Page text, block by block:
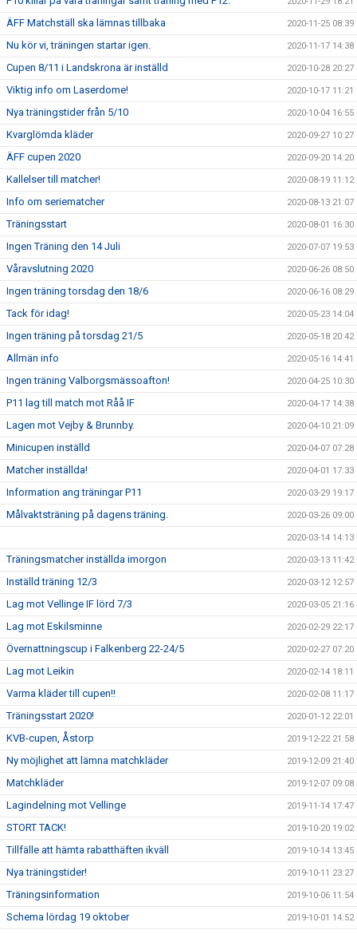
ÄFF Matchställ ska lämnas tillbaka 2020-11-25 08:39
Nu kör vi, träningen startar igen. 2020-11-17 14:38
Cupen 8/11 i Landskrona är inställd 2020-10-28 20:27
Viktig info om Laserdome! 2020-10-17 11:21
Nya träningstider från 5/10 2020-10-04 16:55
Kvarglömda kläder 2020-09-27 10:27
ÄFF cupen 2020 2020-09-20 14:20
Kallelser till matcher! 2020-08-19 11:12
Info om seriematcher 2020-08-13 21:07
Träningsstart 2020-08-01 16:30
Ingen Träning den 14 Juli 2020-07-07 19:53
Våravslutning 2020 2020-06-26 08:50
Ingen träning torsdag den 18/6 2020-06-16 08:29
Tack för idag! 2020-05-23 14:04
Ingen träning på torsdag 21/5 2020-05-18 20:42
Allmän info 2020-05-16 14:41
Ingen träning Valborgsmässoafton! 2020-04-25 10:30
P11 lag till match mot Råå IF 2020-04-17 14:38
Lagen mot Vejby & Brunnby. 2020-04-10 21:09
Minicupen inställd 2020-04-07 07:28
Matcher inställda! 2020-04-01 17:33
Information ang träningar P11 2020-03-29 19:17
Målvaktsträning på dagens träning. 2020-03-26 09:00
2020-03-14 14:13
Träningsmatcher inställda imorgon 2020-03-13 11:42
Inställd träning 12/3 2020-03-12 12:57
Lag mot Vellinge IF lörd 7/3 2020-03-05 21:16
Lag mot Eskilsminne 2020-02-29 22:17
Övernattningscup i Falkenberg 22-24/5 2020-02-27 07:20
Lag mot Leikin 2020-02-14 18:11
Varma kläder till cupen!! 2020-02-08 11:17
Träningsstart 2020! 2020-01-12 22:01
KVB-cupen, Åstorp 2019-12-22 21:58
Ny möjlighet att lämna matchkläder 2019-12-09 21:40
Matchkläder 2019-12-07 09:08
Lagindelning mot Vellinge 2019-11-14 17:47
STORT TACK! 2019-10-20 19:02
Tillfälle att hämta rabatthäften ikväll 2019-10-14 13:45
Nya träningstider! 2019-10-11 23:27
Träningsinformation 2019-10-06 11:54
Schema lördag 19 oktober 2019-10-01 14:52